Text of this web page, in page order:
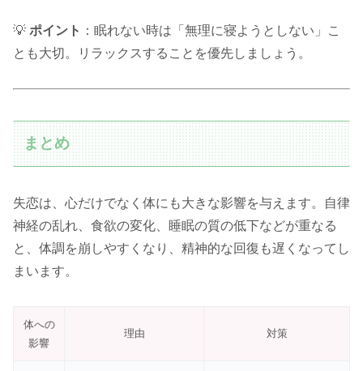
💡 ポイント ：眠れない時は「無理に寝ようとしない」こ
とも大切。リラックスすることを優先しましょう。
まとめ
失恋は、心だけでなく体にも大きな影響を与えます。自律
神経の乱れ、食欲の変化、睡眠の質の低下などが重なる
と、体調を崩しやすくなり、精神的な回復も遅くなってし
まいます。
体への
影響
理由 対策